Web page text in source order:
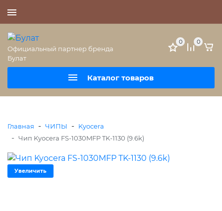
Официальный партнер бренда
Булат
Каталог товаров
0 0
Главная - ЧИПЫ - Kyocera
- Чип Kyocera FS-1030MFP TK-1130 (9.6k)
Увеличить